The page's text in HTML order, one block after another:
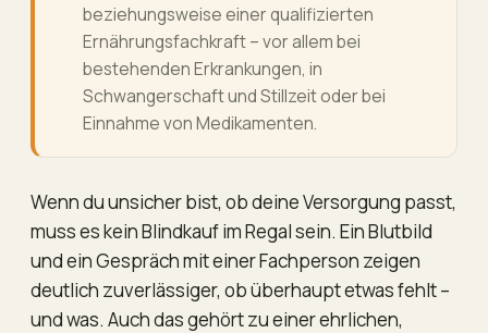
beziehungsweise einer qualifizierten
Ernährungsfachkraft – vor allem bei
bestehenden Erkrankungen, in
Schwangerschaft und Stillzeit oder bei
Einnahme von Medikamenten.
Wenn du unsicher bist, ob deine Versorgung passt,
muss es kein Blindkauf im Regal sein. Ein Blutbild
und ein Gespräch mit einer Fachperson zeigen
deutlich zuverlässiger, ob überhaupt etwas fehlt –
und was. Auch das gehört zu einer ehrlichen,